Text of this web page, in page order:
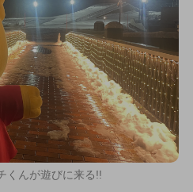
くんが遊びに来る!!